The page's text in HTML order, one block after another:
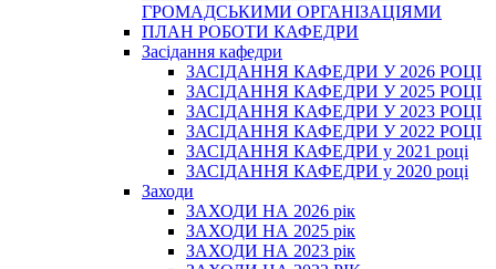
ГРОМАДСЬКИМИ ОРГАНІЗАЦІЯМИ
ПЛАН РОБОТИ КАФЕДРИ
Засідання кафедри
ЗАСІДАННЯ КАФЕДРИ У 2026 РОЦІ
ЗАСІДАННЯ КАФЕДРИ У 2025 РОЦІ
ЗАСІДАННЯ КАФЕДРИ У 2023 РОЦІ
ЗАСІДАННЯ КАФЕДРИ У 2022 РОЦІ
ЗАСІДАННЯ КАФЕДРИ у 2021 році
ЗАСІДАННЯ КАФЕДРИ у 2020 році
Заходи
ЗАХОДИ НА 2026 рік
ЗАХОДИ НА 2025 рік
ЗАХОДИ НА 2023 рік